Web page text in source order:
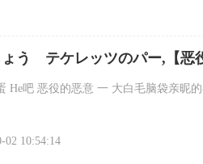
う テケレッツのパー,【恶
He吧 恶役的恶意 一 大白毛脑袋亲昵
02 10:54:14